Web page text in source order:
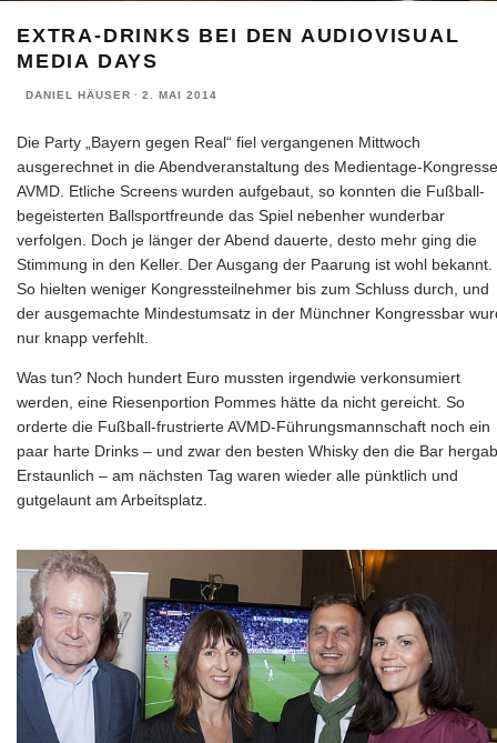
EXTRA-DRINKS BEI DEN AUDIOVISUAL
MEDIA DAYS
DANIEL HÄUSER · 2. MAI 2014
Die Party „Bayern gegen Real“ fiel vergangenen Mittwoch
ausgerechnet in die Abendveranstaltung des Medientage-
AVMD. Etliche Screens wurden aufgebaut, so konnten die Fußball-
begeisterten Ballsportfreunde das Spiel nebenher wunderbar
verfolgen. Doch je länger der Abend dauerte, desto mehr ging die
Stimmung in den Keller. Der Ausgang der Paarung ist wohl bekannt.
So hielten weniger Kongressteilnehmer bis zum Schluss durch, und
der ausgemachte Mindestumsatz in der Münchner Kongressbar
nur knapp verfehlt.
Was tun? Noch hundert Euro mussten irgendwie verkonsumiert
werden, eine Riesenportion Pommes hätte da nicht gereicht. So
orderte die Fußball-frustrierte AVMD-Führungsmannschaft noch ein
paar harte Drinks – und zwar den besten Whisky den die Bar
Erstaunlich – am nächsten Tag waren wieder alle pünktlich und
gutgelaunt am Arbeitsplatz.